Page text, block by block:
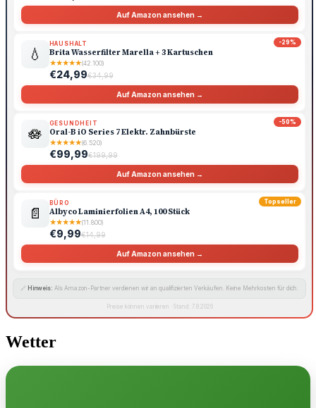
Auf Amazon ansehen →
-29%
💧
HAUSHALT
Brita Wasserfilter Marella + 3 Kartuschen
★★★★★(42.100)
€24,99€34,99
Auf Amazon ansehen →
-50%
🪷
GESUNDHEIT
Oral-B iO Series 7 Elektr. Zahnbürste
★★★★★(6.520)
€99,99€199,99
Auf Amazon ansehen →
Topseller
📄
BÜRO
Albyco Laminierfolien A4, 100 Stück
★★★★★(11.800)
€9,99€14,99
Auf Amazon ansehen →
🔗 Hinweis: Als Amazon-Partner verdienen wir an qualifizierten Verkäufen. Keine Mehrkosten für dich.
Preise können variieren · Stand: 7.8.2026
Wetter